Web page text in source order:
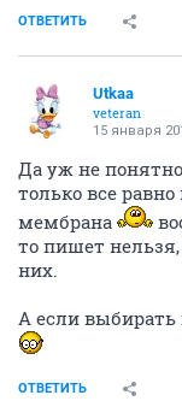
ОТВЕТИТЬ
Utkaa
veteran
15 января
Да уж не
только все
мембрана
то пишет
них.
А если
ОТВЕТИТЬ